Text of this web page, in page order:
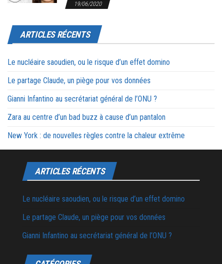
19/06/2020
ARTICLES RÉCENTS
Le nucléaire saoudien, ou le risque d’un effet domino
Le partage Claude, un piège pour vos données
Gianni Infantino au secrétariat général de l’ONU ?
Zara au centre d’un bad buzz à cause d’un pantalon
New York : de nouvelles règles contre la chaleur extrême
ARTICLES RÉCENTS
Le nucléaire saoudien, ou le risque d’un effet domino
Le partage Claude, un piège pour vos données
Gianni Infantino au secrétariat général de l’ONU ?